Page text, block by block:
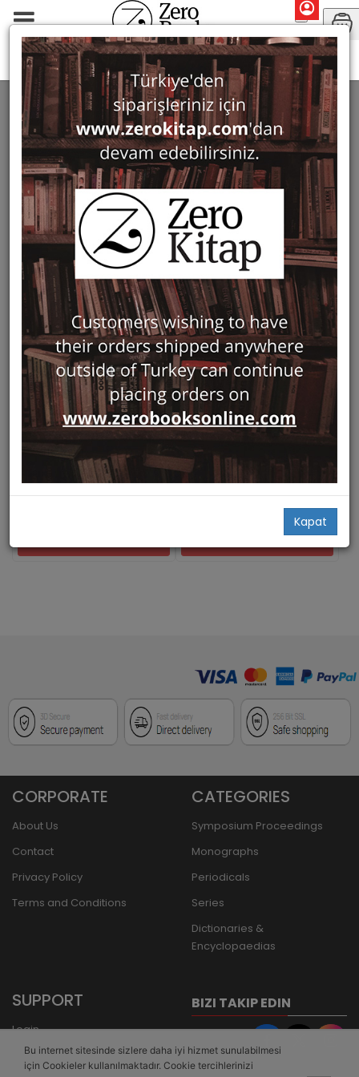
Kapat
ICOMOS Turkey
ICOMOS TURKEY 2 ürün bulundu
Filter Show Only in Stock
Hızlı Bakış
Heritage Under Water At Risk
/ Threats - Challenges -
Solutions
ICOMOS Turkey
Albert Hafner,
Christopher J. Underwood...
Sold Out
Hızlı Bakış
Conservation of the 20th
Century Architectural and
Industrial Heritage
ICOMOS Turkey
CORPORATE
About Us
Contact
Privacy Policy
Terms and Conditions
CATEGORIES
Symposium Proceedings
Monographs
Periodicals
Series
Dictionaries &
Encyclopaedias
SUPPORT
Login
Register
BIZI TAKIP EDIN
Bu internet sitesinde sizlere daha iyi hizmet sunulabilmesi
için Cookieler kullanılmaktadır. Cookie tercihlerinizi